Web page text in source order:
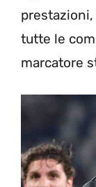
prestazioni,
tutte le
marcatore